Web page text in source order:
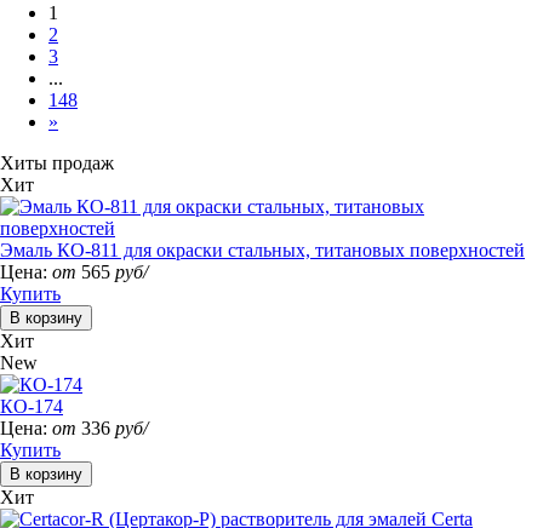
1
2
3
...
148
»
Хиты продаж
Хит
Эмаль КО-811 для окраски стальных, титановых поверхностей
Цена: от 565 руб/
Купить
Хит
New
КО-174
Цена: от 336 руб/
Купить
Хит